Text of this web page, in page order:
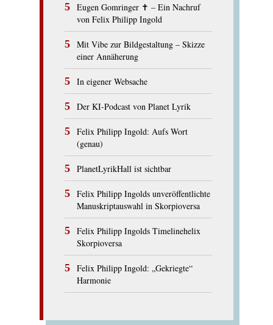
Eugen Gomringer ✝︎ – Ein Nachruf
von Felix Philipp Ingold
Mit Vibe zur Bildgestaltung – Skizze
einer Annäherung
In eigener Websache
Der KI-Podcast von Planet Lyrik
Felix Philipp Ingold: Aufs Wort
(genau)
PlanetLyrikHall ist sichtbar
Felix Philipp Ingolds unveröffentlichte
Manuskriptauswahl in Skorpioversa
Felix Philipp Ingolds Timelinehelix
Skorpioversa
Felix Philipp Ingold: „Gekriegte“
Harmonie